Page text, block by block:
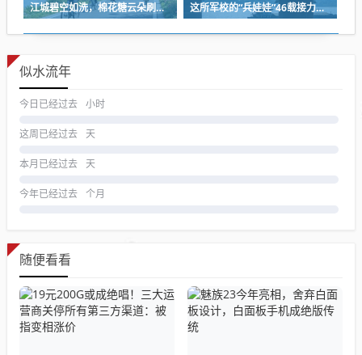
江城碧空如洗，棉花糖云朵刷屏蓝天 这所军校的“兵娃娃”46载接力，守护盲人宿舍
似水流年
今日已经过去 小时
这周已经过去 天
本月已经过去 天
今年已经过去 个月
随便看看